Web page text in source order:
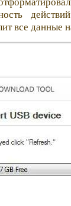
все данные